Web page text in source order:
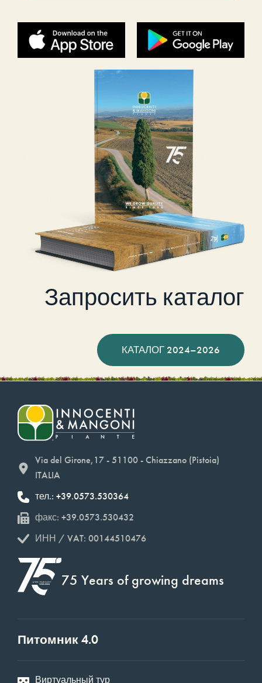
Запросить каталог
КАТАЛОГ 2024–2026
Via del Girone,17 - 51100 - Chiazzano (Pistoia)
ITALIA
тел.: +39.0573.530364
факс: +39.0573.530432
ИНН / VAT: 00144510476
75 Years of growing dreams
Питомник 4.0
Виртуальный тур